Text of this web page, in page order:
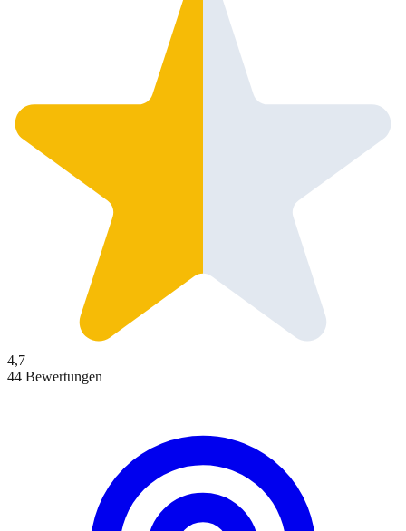
4,7
44 Bewertungen